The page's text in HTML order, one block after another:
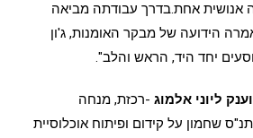
אנושית אחת.בדרך עבודתה מביאה
הידועה של מבקר האומנות, ג'ון
יחד היד, הראש והלב".
ליוני אלמוג -רכזת, מנחה
שחמון על קידום ופיתוח אוכלוסיית